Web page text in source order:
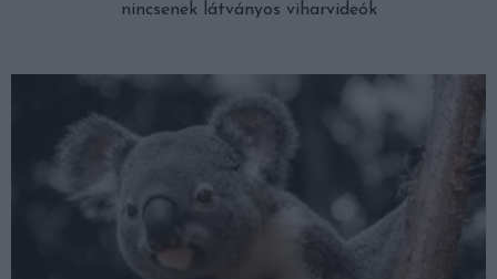
nincsenek látványos viharvideók